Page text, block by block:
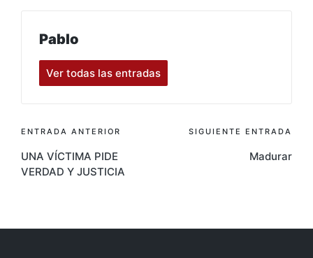
Pablo
Ver todas las entradas
Navegación
de
ENTRADA ANTERIOR
UNA VÍCTIMA PIDE
VERDAD Y JUSTICIA
SIGUIENTE ENTRADA
Madurar